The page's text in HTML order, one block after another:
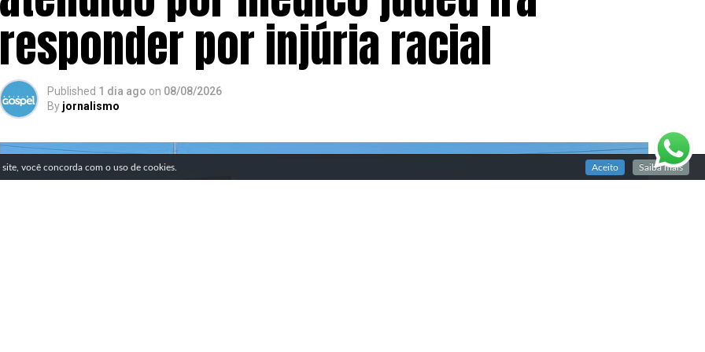
responder por injúria racial
Published 1 dia ago on 08/08/2026
By jornalismo
você concorda com o uso de cookies. Aceito Saiba mais